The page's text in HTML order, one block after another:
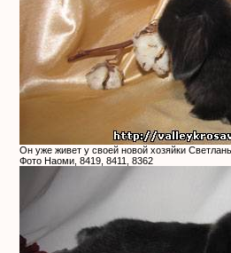
Он уже живет у своей новой хозяйки
Фото Наоми, 8419, 8411, 8362